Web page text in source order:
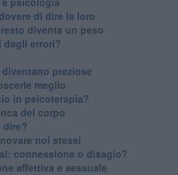
di dire la loro
diventa un peso
dagli errori?
preziose
meglio
in psicoterapia?
del corpo
dire?
noi stessi
connessione o disagio?
affettiva e sessuale